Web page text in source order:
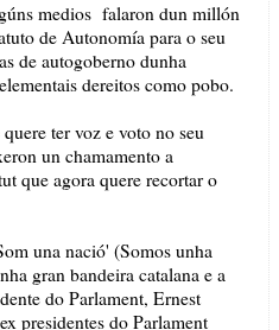
medios falaron dun millón
de Autonomía para o seu
de autogoberno dunha
dereitos como pobo.
ter voz e voto no seu
un chamamento a
que agora quere recortar o
una nació' (Somos unha
gran bandeira catalana e a
do Parlament, Ernest
presidentes do Parlament